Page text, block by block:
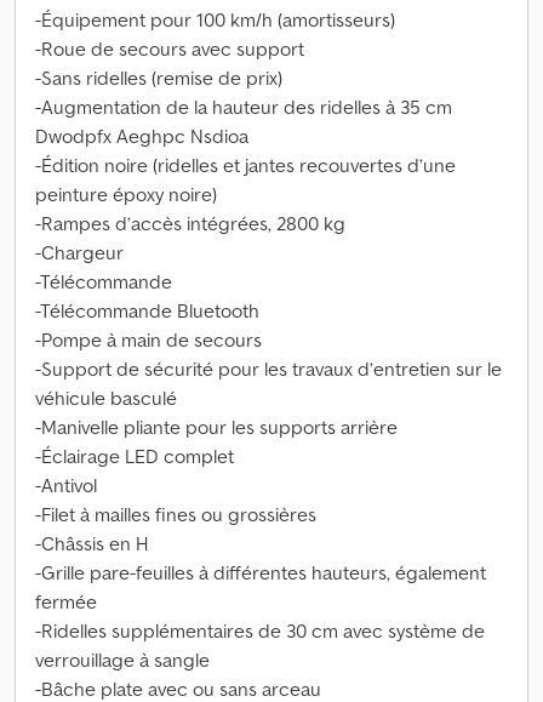
-Équipement pour 100 km/h (amortisseurs)
-Roue de secours avec support
-Sans ridelles (remise de prix)
-Augmentation de la hauteur des ridelles à 35 cm
Dwodpfx Aeghpc Nsdioa
-Édition noire (ridelles et jantes recouvertes d’une
peinture époxy noire)
-Rampes d’accès intégrées, 2800 kg
-Chargeur
-Télécommande
-Télécommande Bluetooth
-Pompe à main de secours
-Support de sécurité pour les travaux d’entretien sur le
véhicule basculé
-Manivelle pliante pour les supports arrière
-Éclairage LED complet
-Antivol
-Filet à mailles fines ou grossières
-Châssis en H
-Grille pare-feuilles à différentes hauteurs, également
fermée
-Ridelles supplémentaires de 30 cm avec système de
verrouillage à sangle
-Bâche plate avec ou sans arceau